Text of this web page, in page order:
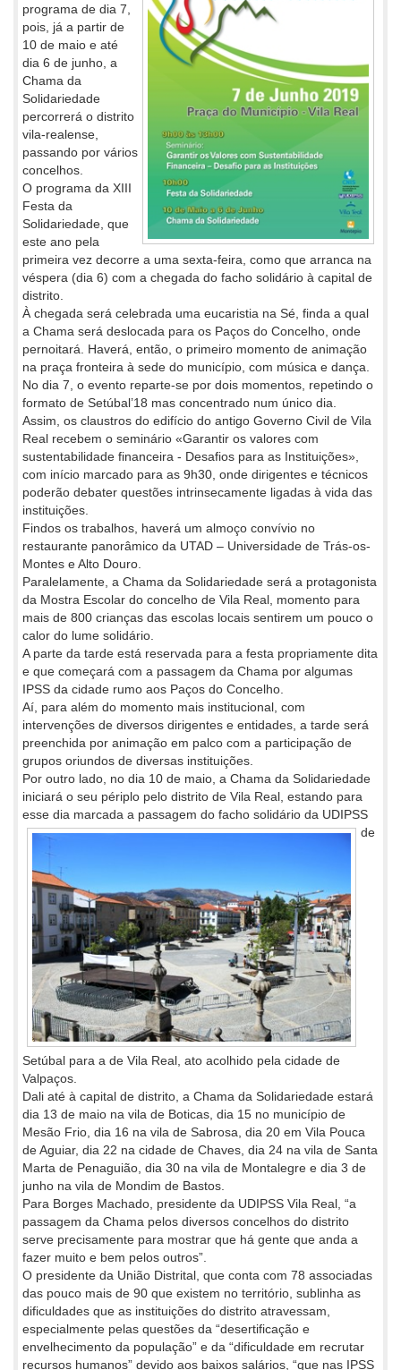
programa de dia 7,
pois, já a partir de
10 de maio e até
dia 6 de junho, a
Chama da
Solidariedade
percorrerá o distrito
vila-realense,
passando por vários
concelhos.
O programa da XIII
Festa da
Solidariedade, que
este ano pela
primeira vez decorre a uma sexta-feira, como que arranca na
véspera (dia 6) com a chegada do facho solidário à capital de
distrito.
À chegada será celebrada uma eucaristia na Sé, finda a qual
a Chama será deslocada para os Paços do Concelho, onde
pernoitará. Haverá, então, o primeiro momento de animação
na praça fronteira à sede do município, com música e dança.
No dia 7, o evento reparte-se por dois momentos, repetindo o
formato de Setúbal’18 mas concentrado num único dia.
Assim, os claustros do edifício do antigo Governo Civil de Vila
Real recebem o seminário «Garantir os valores com
sustentabilidade financeira - Desafios para as Instituições»,
com início marcado para as 9h30, onde dirigentes e técnicos
poderão debater questões intrinsecamente ligadas à vida das
instituições.
Findos os trabalhos, haverá um almoço convívio no
restaurante panorâmico da UTAD – Universidade de Trás-os-
Montes e Alto Douro.
Paralelamente, a Chama da Solidariedade será a protagonista
da Mostra Escolar do concelho de Vila Real, momento para
mais de 800 crianças das escolas locais sentirem um pouco o
calor do lume solidário.
A parte da tarde está reservada para a festa propriamente dita
e que começará com a passagem da Chama por algumas
IPSS da cidade rumo aos Paços do Concelho.
Aí, para além do momento mais institucional, com
intervenções de diversos dirigentes e entidades, a tarde será
preenchida por animação em palco com a participação de
grupos oriundos de diversas instituições.
Por outro lado, no dia 10 de maio, a Chama da Solidariedade
iniciará o seu périplo pelo distrito de Vila Real, estando para
esse dia marcada a passagem do facho solidário da UDIPSS
de
Setúbal para a de Vila Real, ato acolhido pela cidade de
Valpaços.
Dali até à capital de distrito, a Chama da Solidariedade estará
dia 13 de maio na vila de Boticas, dia 15 no município de
Mesão Frio, dia 16 na vila de Sabrosa, dia 20 em Vila Pouca
de Aguiar, dia 22 na cidade de Chaves, dia 24 na vila de Santa
Marta de Penaguião, dia 30 na vila de Montalegre e dia 3 de
junho na vila de Mondim de Bastos.
Para Borges Machado, presidente da UDIPSS Vila Real, “a
passagem da Chama pelos diversos concelhos do distrito
serve precisamente para mostrar que há gente que anda a
fazer muito e bem pelos outros”.
O presidente da União Distrital, que conta com 78 associadas
das pouco mais de 90 que existem no território, sublinha as
dificuldades que as instituições do distrito atravessam,
especialmente pelas questões da “desertificação e
envelhecimento da população” e da “dificuldade em recrutar
recursos humanos” devido aos baixos salários, “que nas IPSS